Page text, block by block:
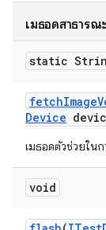
เมธอดสาธารณะ
static
fetchImage
Device
เมธอดตัวช่วยใน
void